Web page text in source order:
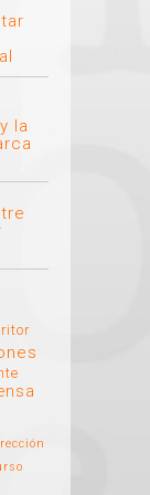
la